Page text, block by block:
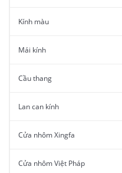
Kính màu
Mái kính
Cầu thang
Lan can kính
Cửa nhôm Xingfa
Cửa nhôm Việt Pháp